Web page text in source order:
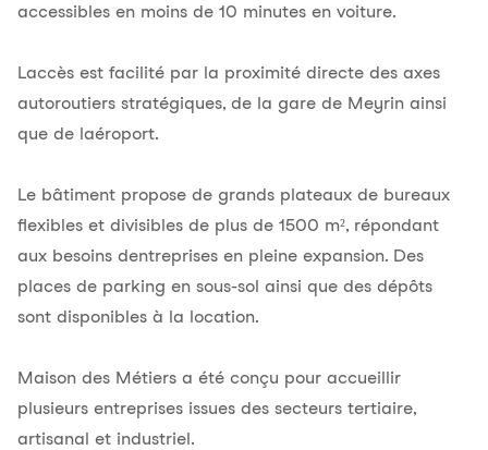
accessibles en moins de 10 minutes en voiture.
Laccès est facilité par la proximité directe des axes
autoroutiers stratégiques, de la gare de Meyrin ainsi
que de laéroport.
Le bâtiment propose de grands plateaux de bureaux
flexibles et divisibles de plus de 1500 m², répondant
aux besoins dentreprises en pleine expansion. Des
places de parking en sous-sol ainsi que des dépôts
sont disponibles à la location.
Maison des Métiers a été conçu pour accueillir
plusieurs entreprises issues des secteurs tertiaire,
artisanal et industriel.